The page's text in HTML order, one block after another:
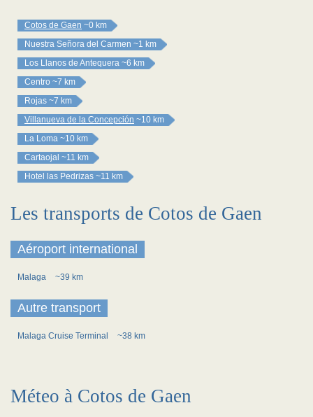
Cotos de Gaen ~0 km
Nuestra Señora del Carmen ~1 km
Los Llanos de Antequera ~6 km
Centro ~7 km
Rojas ~7 km
Villanueva de la Concepción ~10 km
La Loma ~10 km
Cartaojal ~11 km
Hotel las Pedrizas ~11 km
Les transports de Cotos de Gaen
Aéroport international
Malaga ~39 km
Autre transport
Malaga Cruise Terminal ~38 km
Méteo à Cotos de Gaen